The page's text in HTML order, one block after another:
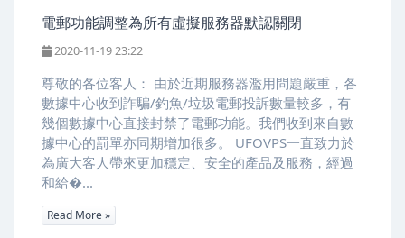
電郵功能調整為所有虛擬服務器默認關閉
2020-11-19 23:22
尊敬的各位客人： 由於近期服務器濫用問題嚴重，各
數據中心收到詐騙/釣魚/垃圾電郵投訴數量較多，有
幾個數據中心直接封禁了電郵功能。我們收到來自數
據中心的罰單亦同期增加很多。 UFOVPS一直致力於
為廣大客人帶來更加穩定、安全的產品及服務，經過
和給�...
Read More »